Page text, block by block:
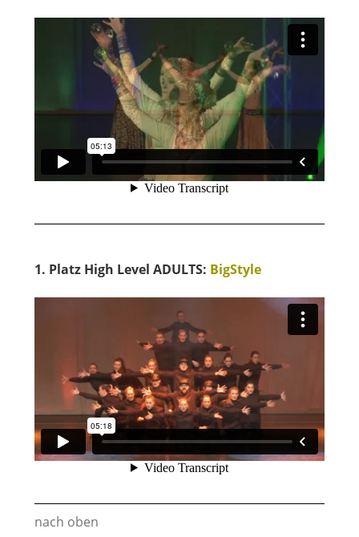
1. Platz High Level ADULTS: BigStyle
nach oben